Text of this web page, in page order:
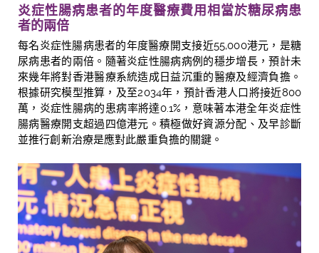
炎症性腸病患者的年度醫療費用相當於糖尿病患
者的兩倍
每名炎症性腸病患者的年度醫療開支接近55,000港元，是糖
尿病患者的兩倍。隨著炎症性腸病病例的穩步增長，預計未
來幾年將對香港醫療系統造成日益沉重的醫療及經濟負擔。
根據研究模型推算，及至2034年，預計香港人口將接近800
萬，炎症性腸病的患病率將達0.1% ，意味著本港全年炎症性
腸病醫療開支超過四億港元。積極做好資源分配、及早診斷
並推行創新治療是應對此嚴重負擔的關鍵。